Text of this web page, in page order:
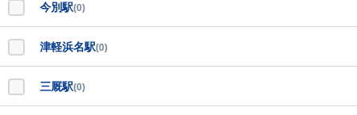
今別駅(0)
津軽浜名駅(0)
三厩駅(0)